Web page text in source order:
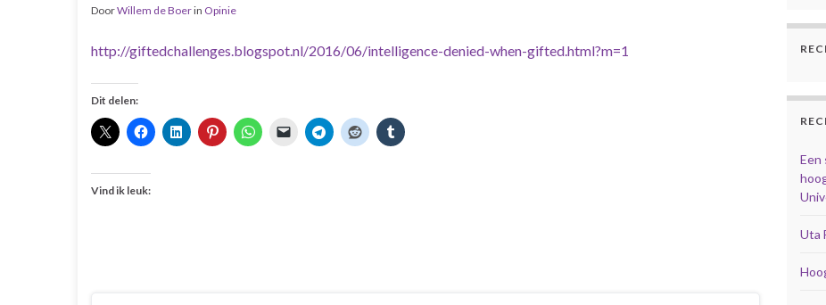
DoorWillem de Boerin Opinie
http://giftedchallenges.blogspot.nl/2016/06/intelligence-denied-when-gifted.html?m=1
Dit delen:
Vind ik leuk:
Een
Uta